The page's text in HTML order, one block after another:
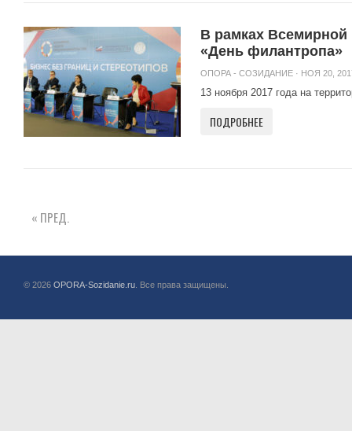
В рамках Всемирной
«День филантропа»
ОПОРА - СОЗИДАНИЕ · НОЯ 20,
13 ноября 2017 года на
ПОДРОБНЕЕ
« ПРЕД.
© 2026 OPORA-Sozidanie.ru . Все права защищены.